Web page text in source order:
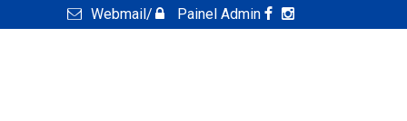
Webmail/ Painel Admin